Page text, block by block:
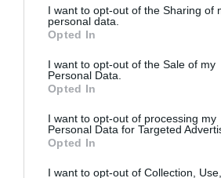
I want to opt-out of the Sharing of
personal data.
Opted In
I want to opt-out of the Sale of my
Personal Data.
Opted In
I want to opt-out of processing my
Personal Data for Targeted
Opted In
I want to opt-out of Collection, Use,
cabines… Certains vont bien au delà des
réglementaires!
Flagooa commenté :
30
On ne dit pas “biocarburants” (c’est du
l’agriculture intensive qui utilise des